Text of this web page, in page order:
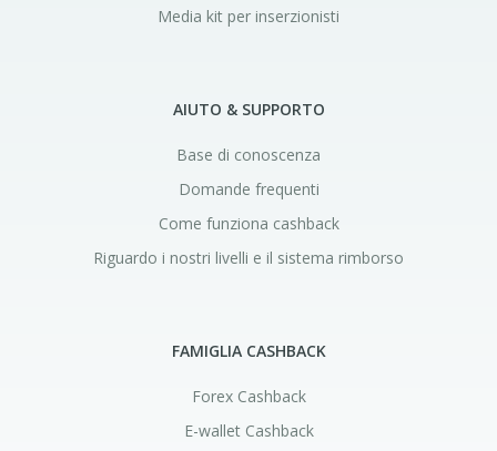
Media kit per inserzionisti
AIUTO & SUPPORTO
Base di conoscenza
Domande frequenti
Come funziona cashback
Riguardo i nostri livelli e il sistema rimborso
FAMIGLIA CASHBACK
Forex Cashback
E-wallet Cashback